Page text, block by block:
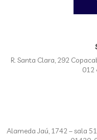
R. Santa Clara, 292
012
Alameda Jaú, 1742 – sala